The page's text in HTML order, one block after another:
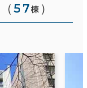
（57棟 ）